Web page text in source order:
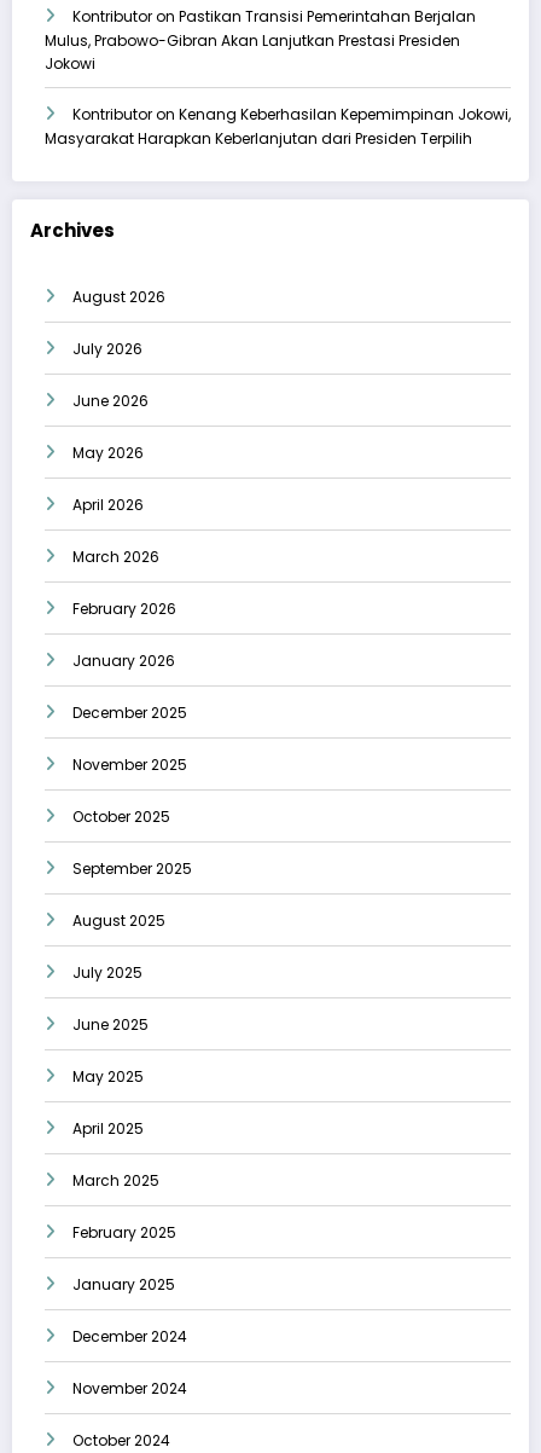
Kontributoron Pastikan Transisi Pemerintahan Berjalan
Mulus, Prabowo-Gibran Akan Lanjutkan Prestasi Presiden
Jokowi
Kontributoron Kenang Keberhasilan Kepemimpinan Jokowi,
Masyarakat Harapkan Keberlanjutan dari Presiden Terpilih
Archives
August 2026
July 2026
June 2026
May 2026
April 2026
March 2026
February 2026
January 2026
December 2025
November 2025
October 2025
September 2025
August 2025
July 2025
June 2025
May 2025
April 2025
March 2025
February 2025
January 2025
December 2024
November 2024
October 2024